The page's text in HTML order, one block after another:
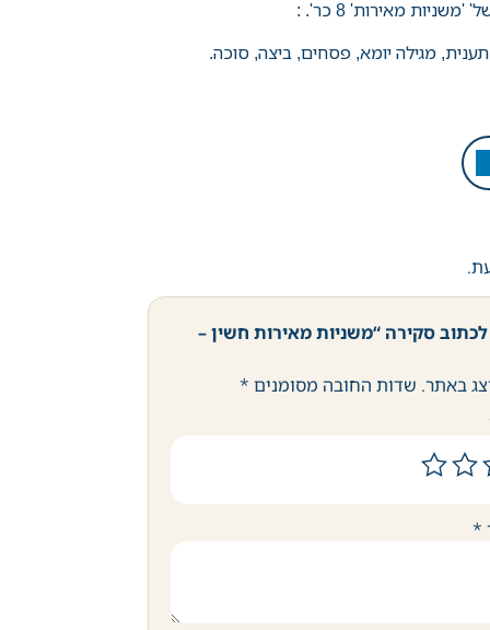
'משניות מאירות'
מגילה יומא, פסחים, ביצה, סוכה.
סקירה “משניות מאירות חשין –
באתר. שדות החובה מסומנים *
*